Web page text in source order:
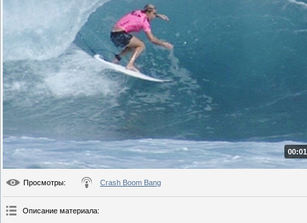
Просмотры: Crash Boom Bang
Описание материала: